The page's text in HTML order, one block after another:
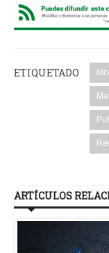
ETIQUETADO
ARTÍCULOS